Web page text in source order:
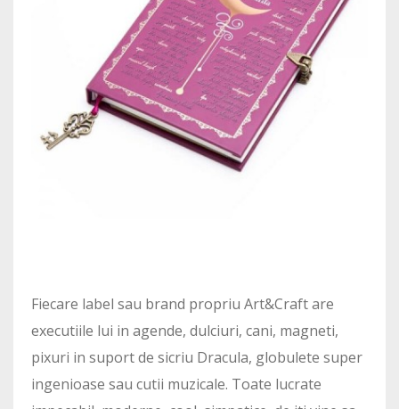
Fiecare label sau brand propriu Art&Craft are
executiile lui in agende, dulciuri, cani, magneti,
pixuri in suport de sicriu Dracula, globulete super
ingenioase sau cutii muzicale. Toate lucrate